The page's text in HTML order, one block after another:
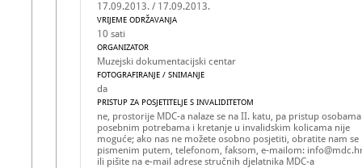
17.09.2013. / 17.09.2013.
VRIJEME ODRŽAVANJA
10 sati
ORGANIZATOR
Muzejski dokumentacijski centar
FOTOGRAFIRANJE / SNIMANJE
da
PRISTUP ZA POSJETITELJE S INVALIDITETOM
ne, prostorije MDC-a nalaze se na II. katu, pa pristup osobama
posebnim potrebama i kretanje u invalidskim kolicama nije
moguće; ako nas ne možete osobno posjetiti, obratite nam se
pismenim putem, telefonom, faksom, e-mailom:
ili pišite na e-mail adrese stručnih djelatnika MDC-a